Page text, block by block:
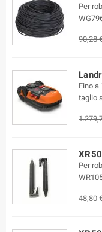
Per
90,28
Fino a
taglio
Per
48,80